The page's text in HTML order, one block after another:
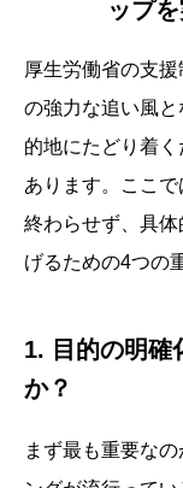
ップ
厚生労働省の支
の強力な追い風
的地にたどり着
あります。ここ
終わらせず、具体
げるための4つの
1. 目的の明確
か？
まず最も重要な